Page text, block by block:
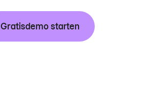
Gratisdemo starten